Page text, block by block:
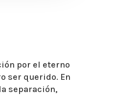
por el eterno
ser querido. En
separación,